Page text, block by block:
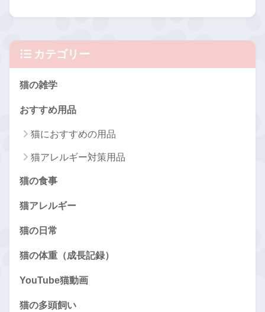
カテゴリー
猫の雑学
おすすめ用品
猫におすすめの用品
猫アレルギー対策用品
猫の食事
猫アレルギー
猫の日常
猫の体重（成長記録）
YouTube猫動画
猫の多頭飼い